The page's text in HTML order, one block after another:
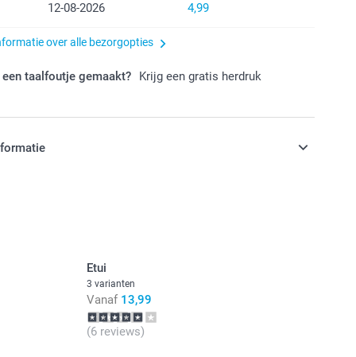
12-08-2026 4,99
over alle bezorgopties
een taalfoutje gemaakt? Krijg een gratis herdruk
Etui
3 varianten
Vanaf 13,99
(6 reviews)